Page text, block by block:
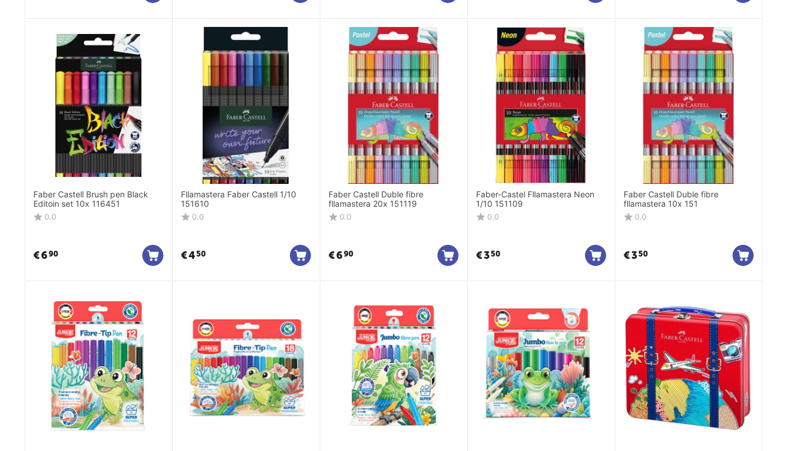
Faber Castell Brush pen Black
Editoin set 10x 116451
0.0
€690
Fllamastera Faber Castell 1/10
151610
0.0
€450
Faber Castell Duble fibre
fllamastera 20x 151119
0.0
€690
Faber-Castel Fllamastera Neon
1/10 151109
0.0
€350
Faber Castell Duble fibre
fllamastera 10x 151
0.0
€350